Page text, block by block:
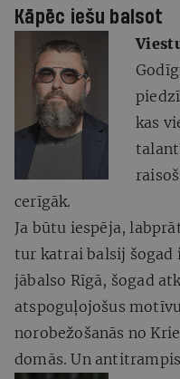
Kāpēc iešu balsot
kas
cerīgāk.
Ja būtu iespēja,
tur katrai balsij šogad
jābalso Rīgā, šogad
atspoguļojošus
norobežošanās no
domās. Un